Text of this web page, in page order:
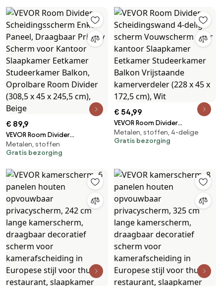
Vrijstaande Paravent, Ideaal
voor kantoorbibliotheek
vrijstaande kamerverdeler voor
kamerverdeling, woonkamer,
slaapkamer, natuurlijk
€ 89,9
VEVOR Room Divider
Scheidingsscherm Enkel Paneel,
Draagbaar Privacy Scherm voor
Studeerkamer Balkon,
Oprolbare Room Divider (308,5
x 45 x 245,5 cm), Beige
Metalen, stoffen
Gratis bezorging
€ 54,99
VEVOR Room Divider
Scheidingswand 4-delig
scherm Vouwscherm voor
Vrijstaande kamerverdeler (228
x 45 x 172,5 cm), Wit
Metalen, stoffen, 4-delige
Gratis bezorging